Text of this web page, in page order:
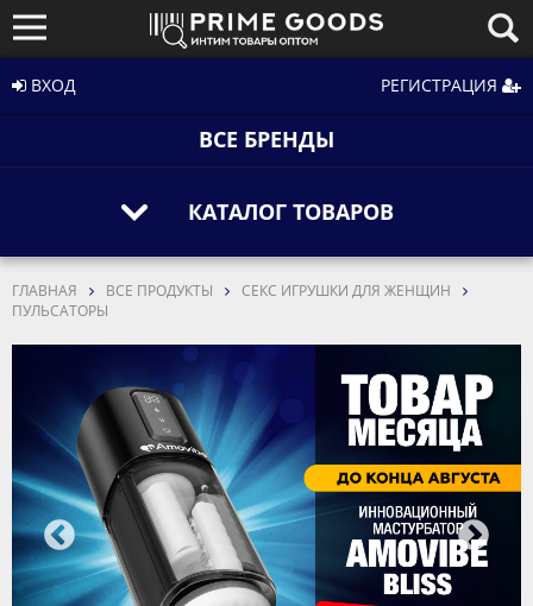
ВХОД РЕГИСТРАЦИЯ
ВСЕ БРЕНДЫ
КАТАЛОГ ТОВАРОВ
ГЛАВНАЯ ВСЕ ПРОДУКТЫ
СЕКС ИГРУШКИ ДЛЯ ЖЕНЩИН
ПУЛЬСАТОРЫ